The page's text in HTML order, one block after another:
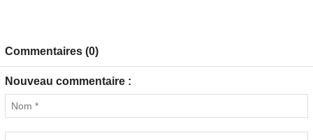
Commentaires (0)
Nouveau commentaire :